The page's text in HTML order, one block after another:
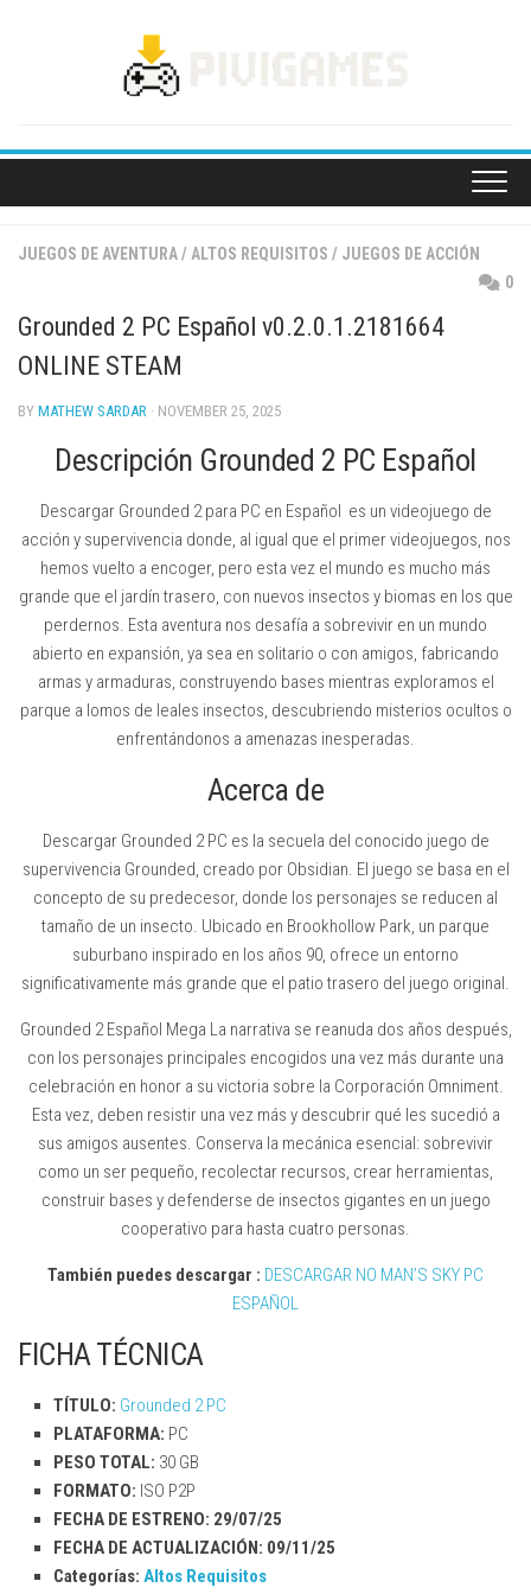
JUEGOS DE AVENTURA/ ALTOS REQUISITOS / JUEGOS DE ACCIÓN
0
Grounded 2 PC Español v0.2.0.1.2181664
ONLINE STEAM
BY MATHEW SARDAR · NOVEMBER 25, 2025
Descripción Grounded 2 PC Español
Descargar Grounded 2 para PC en Español es un videojuego de
acción y supervivencia donde, al igual que el primer videojuegos, nos
hemos vuelto a encoger, pero esta vez el mundo es mucho más
grande que el jardín trasero, con nuevos insectos y biomas en los que
perdernos. Esta aventura nos desafía a sobrevivir en un mundo
abierto en expansión, ya sea en solitario o con amigos, fabricando
armas y armaduras, construyendo bases mientras exploramos el
parque a lomos de leales insectos, descubriendo misterios ocultos o
enfrentándonos a amenazas inesperadas.
Acerca de
Descargar Grounded 2 PC es la secuela del conocido juego de
supervivencia Grounded, creado por Obsidian. El juego se basa en el
concepto de su predecesor, donde los personajes se reducen al
tamaño de un insecto. Ubicado en Brookhollow Park, un parque
suburbano inspirado en los años 90, ofrece un entorno
significativamente más grande que el patio trasero del juego original.
Grounded 2 Español Mega La narrativa se reanuda dos años después,
con los personajes principales encogidos una vez más durante una
celebración en honor a su victoria sobre la Corporación Omniment.
Esta vez, deben resistir una vez más y descubrir qué les sucedió a
sus amigos ausentes. Conserva la mecánica esencial: sobrevivir
como un ser pequeño, recolectar recursos, crear herramientas,
construir bases y defenderse de insectos gigantes en un juego
cooperativo para hasta cuatro personas.
También puedes descargar : DESCARGAR NO MAN’S SKY PC
ESPAÑOL
FICHA TÉCNICA
TÍTULO: Grounded 2 PC
PLATAFORMA: PC
PESO TOTAL: 30 GB
FORMATO: ISO P2P
FECHA DE ESTRENO: 29/07/25
FECHA DE ACTUALIZACIÓN: 09/11/25
Categorías: Altos Requisitos